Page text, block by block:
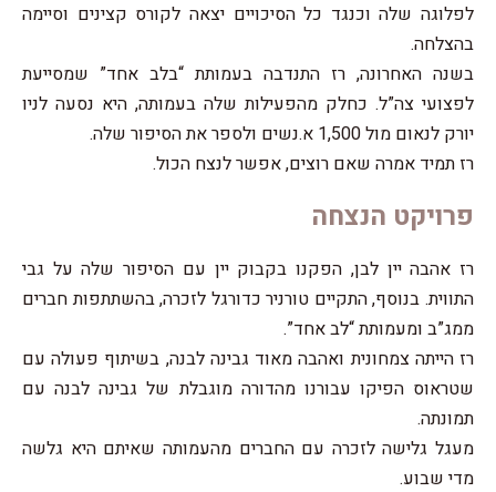
לפלוגה שלה וכנגד כל הסיכויים יצאה לקורס קצינים וסיימה
בהצלחה.
בשנה האחרונה, רז התנדבה בעמותת “בלב אחד” שמסייעת
לפצועי צה”ל. כחלק מהפעילות שלה בעמותה, היא נסעה לניו
יורק לנאום מול 1,500 א.נשים ולספר את הסיפור שלה.
רז תמיד אמרה שאם רוצים, אפשר לנצח הכול.
פרויקט הנצחה
רז אהבה יין לבן, הפקנו בקבוק יין עם הסיפור שלה על גבי
התווית. בנוסף, התקיים טורניר כדורגל לזכרה, בהשתתפות חברים
ממג”ב ומעמותת “לב אחד”.
רז הייתה צמחונית ואהבה מאוד גבינה לבנה, בשיתוף פעולה עם
שטראוס הפיקו עבורנו מהדורה מוגבלת של גבינה לבנה עם
תמונתה.
מעגל גלישה לזכרה עם החברים מהעמותה שאיתם היא גלשה
מדי שבוע.